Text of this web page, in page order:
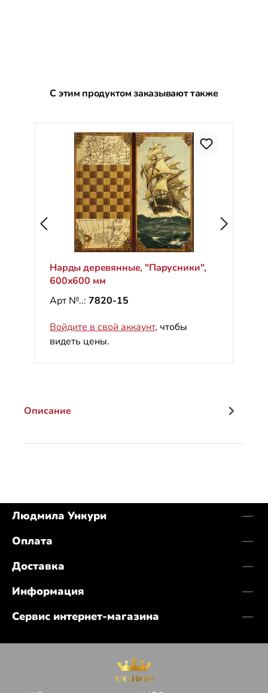
Пропустить галерею продуктов
С этим продуктом заказывают также
Нарды деревянные, "Парусники",
600х600 мм
Арт №..: 7820-15
Войдите в свой аккаунт, чтобы
видеть цены.
Описание
Людмила Ункури
Оплата
Доставка
Информация
Сервис интернет-магазина